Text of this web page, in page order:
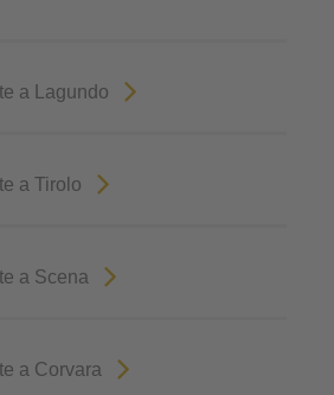
a Lagundo
a Tirolo
a Scena
a Corvara